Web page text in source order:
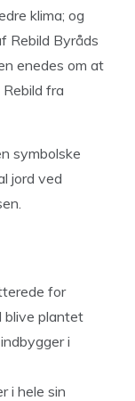
klima; og
Rebild Byråds
enedes om at
fra
symbolske
jord ved
for
blive plantet
i
i hele sin